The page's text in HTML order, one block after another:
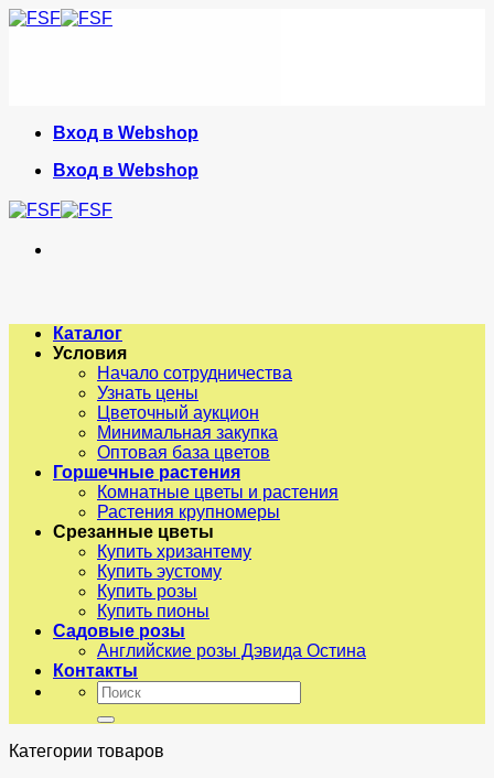
Skip
Вход в Webshop
Вход в Webshop
Каталог
Условия
Начало сотрудничества
Узнать цены
Цветочный аукцион
Минимальная закупка
Оптовая база цветов
Горшечные растения
Комнатные цветы и растения
Растения крупномеры
Срезанные цветы
Купить хризантему
Купить эустому
Купить розы
Купить пионы
Садовые розы
Английские розы Дэвида Остина
Контакты
Искать:
Категории товаров